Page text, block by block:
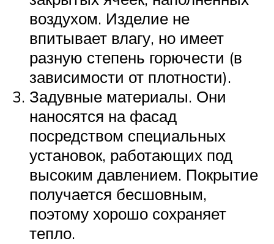
воздухом. Изделие не
впитывает влагу, но имеет
разную степень горючести (в
зависимости от плотности).
Задувные материалы. Они
наносятся на фасад
посредством специальных
установок, работающих под
высоким давлением. Покрытие
получается бесшовным,
поэтому хорошо сохраняет
тепло.